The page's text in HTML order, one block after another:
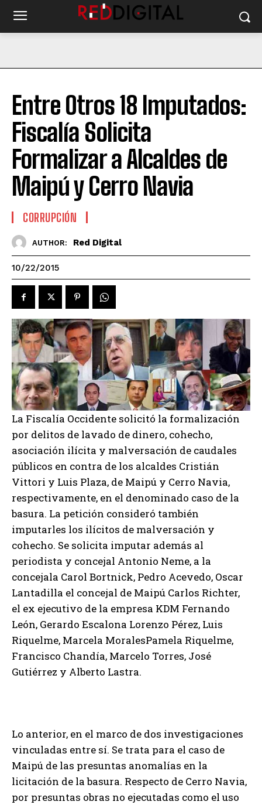
Entre Otros 18 Imputados:
Fiscalía Solicita
Formalizar a Alcaldes de
Maipú y Cerro Navia
CORRUPCIÓN
AUTHOR: Red Digital
10/22/2015
La Fiscalía Occidente solicitó la formalización
por delitos de lavado de dinero, cohecho,
asociación ilícita y malversación de caudales
públicos en contra de los alcaldes Cristián
Vittori y Luis Plaza, de Maipú y Cerro Navia,
respectivamente, en el denominado caso de la
basura. La petición consideró también
imputarles los ilícitos de malversación y
cohecho. Se solicita imputar además al
periodista y concejal Antonio Neme, a la
concejala Carol Bortnick, Pedro Acevedo, Oscar
Lantadilla el concejal de Maipú Carlos Richter,
el ex ejecutivo de la empresa KDM Fernando
León, Gerardo Escalona Lorenzo Pérez, Luis
Riquelme, Marcela MoralesPamela Riquelme,
Francisco Chandía, Marcelo Torres, José
Gutiérrez y Alberto Lastra.
Lo anterior, en el marco de dos investigaciones
vinculadas entre sí. Se trata para el caso de
Maipú de las presuntas anomalías en la
licitación de la basura. Respecto de Cerro Navia,
por presuntas obras no ejecutadas como el uso